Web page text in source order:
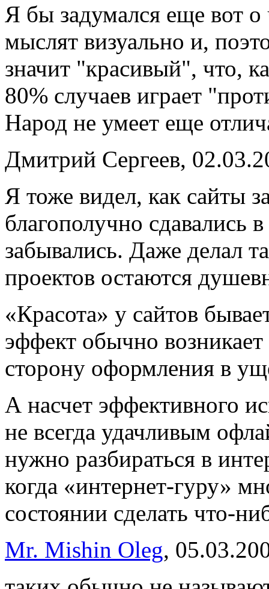
Я бы задумался еще вот
мыслят визуально и,
значит "красивый", что,
80% случаев играет
Народ не умеет еще
Дмитрий Сергеев,
Я тоже видел, как сайты
благополучно сдавались
забывались. Даже делал
проектов остаются
«Красота» у сайтов
эффект обычно
сторону оформления в
А насчет эффективного
не всегда удачливым
нужно разбираться в
когда «интернет-гуру»
состоянии сделать что-
Mr. Mishin Oleg,